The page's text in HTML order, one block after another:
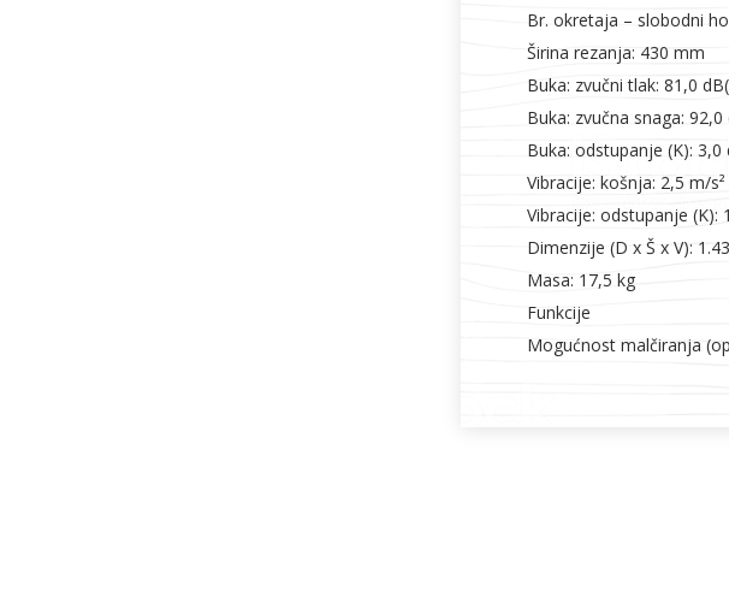
Br. okretaja – slobodni
Širina rezanja: 430 mm
Buka: zvučni tlak: 81,0
Buka: zvučna snaga: 92,0
Buka: odstupanje (K): 3,0
Vibracije: košnja: 2,5 m/s²
Vibracije: odstupanje (K):
Dimenzije (D x Š x V):
Masa: 17,5 kg
Funkcije
Mogućnost malčiranja